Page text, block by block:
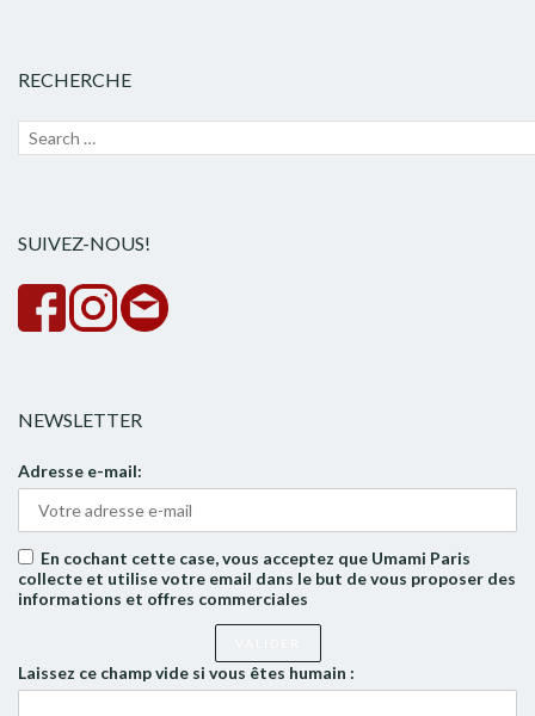
RECHERCHE
Recherche
SUIVEZ-NOUS!
NEWSLETTER
Adresse e-mail:
En cochant cette case, vous acceptez que Umami Paris
collecte et utilise votre email dans le but de vous proposer des
informations et offres commerciales
Laissez ce champ vide si vous êtes humain :